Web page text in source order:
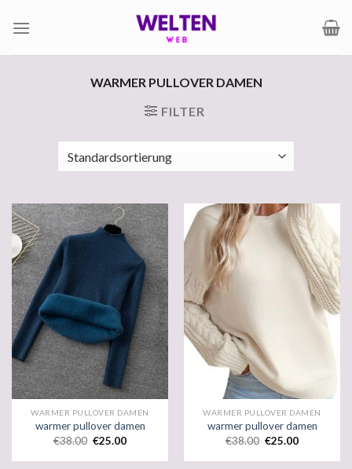
Inhalt
WARMER PULLOVER DAMEN
FILTER
WARMER PULLOVER DAMEN
warmer pullover damen
€38.00 €25.00
WARMER PULLOVER DAMEN
warmer pullover damen
€38.00 €25.00